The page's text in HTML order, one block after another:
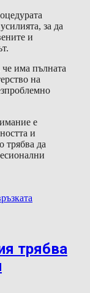
за да
и
има пълната
на
е
и
трябва да
трябва